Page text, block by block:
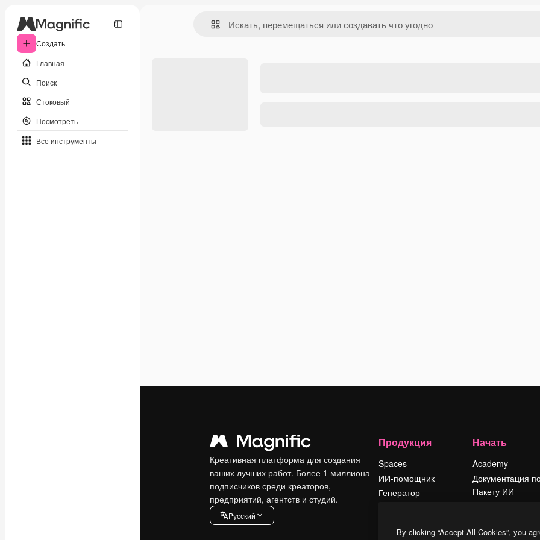
Создать
Главная
Поиск
Стоковый
Посмотреть
Все инструменты
Креативная платформа для создания
ваших лучших работ. Более 1 миллиона
подписчиков среди креаторов,
предприятий, агентств и студий.
Pусский
Продукция
Spaces
ИИ-помощник
Генератор
Начать
Academy
Документация
Пакету ИИ
Условия и
By clicking “Accept All Cookies”, you